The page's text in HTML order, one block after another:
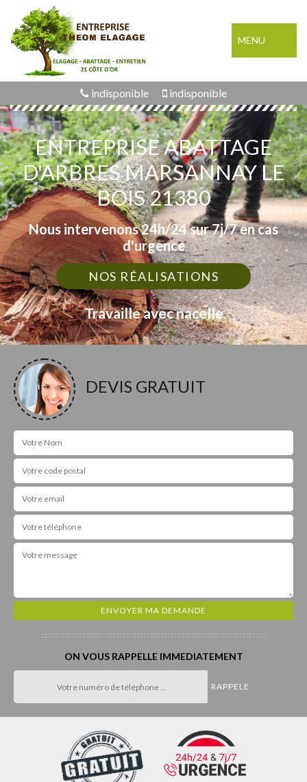
MENU
indisponible indisponible
ENTREPRISE ABATTAGE
D'ARBRES MARSANNAY LE
BOIS 21380
Nous intervenons 24h/24 sur 7j/7 en cas
d'urgence
NOS RÉALISATIONS
Travaille avec nacelle
DEVIS GRATUIT
ON VOUS RAPPELLE IMMEDIATEMENT